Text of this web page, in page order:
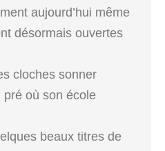
aujourd’hui même
désormais ouvertes
cloches sonner
pré où son école
beaux titres de